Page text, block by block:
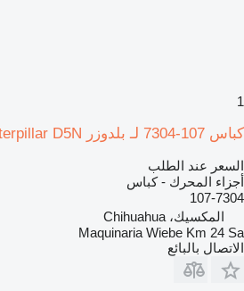
1
كباس 107-7304 لـ بلدوزر Caterpillar D5N
السعر عند الطلب
أجزاء المحرك - كباس
107-7304
المكسيك، Chihuahua
Maquinaria Wiebe Km 24 Sa
الاتصال بالبائع